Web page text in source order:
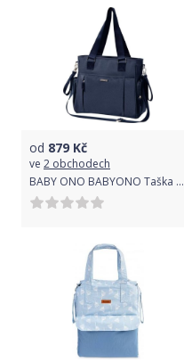
od 879 Kč
ve 2 obchodech
BABY ONO BABYONO Taška přebalovací Balance Navy Blue